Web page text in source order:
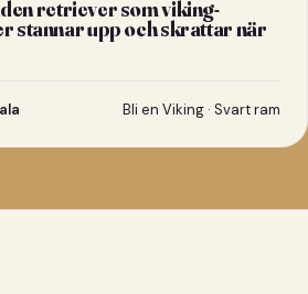
retriever som viking-
stannar upp och skrattar när
Bli en Viking · Svart ram